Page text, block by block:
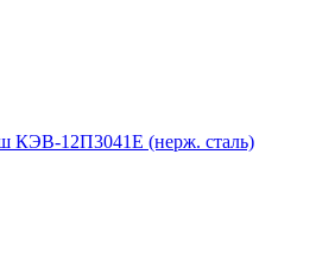
КЭВ-12П3041E (нерж. сталь)